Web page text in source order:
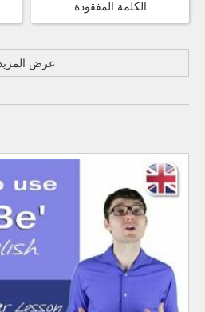
الكلمة المفقودة
عرض